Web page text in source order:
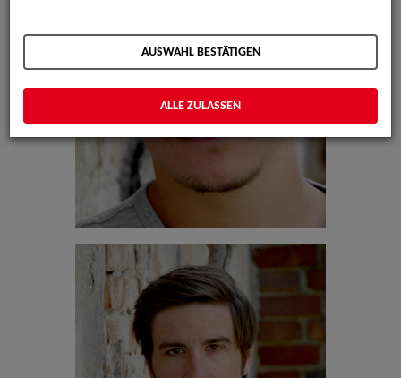
AUSWAHL BESTÄTIGEN
ALLE ZULASSEN